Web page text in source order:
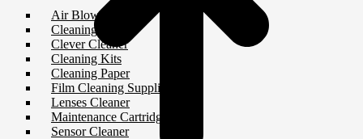
Air Blower
Cleaning Cloth
Clever Cleaner
Cleaning Kits
Cleaning Paper
Film Cleaning Supplies
Lenses Cleaner
Maintenance Cartridge
Sensor Cleaner